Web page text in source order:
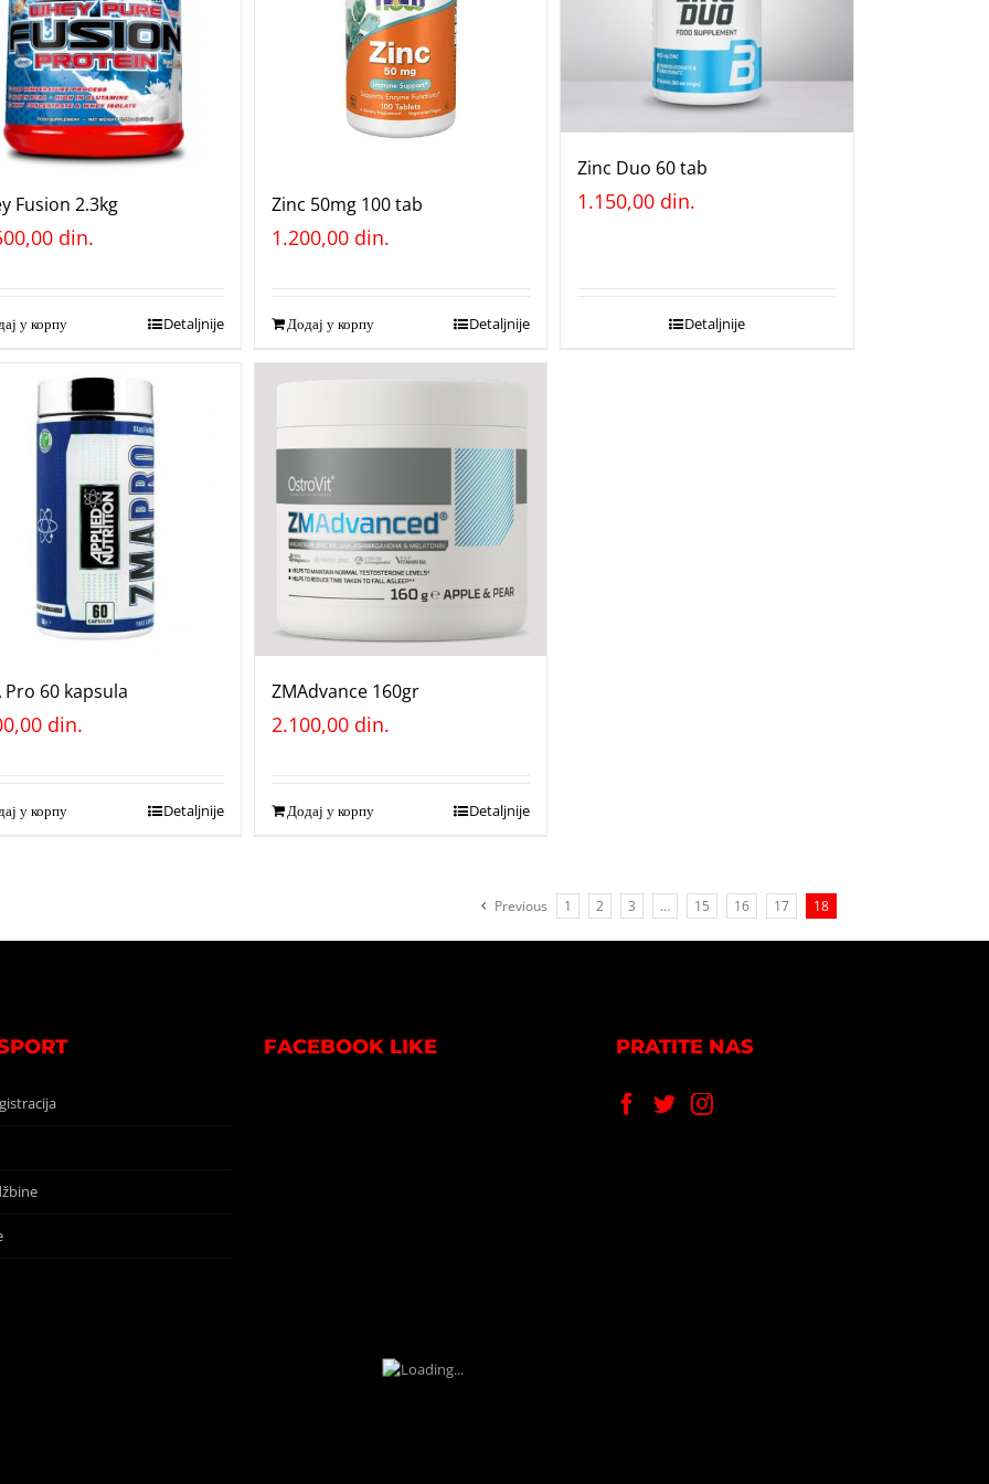
Fusion 2.3kg
din.
у корпу Detaljnije
Zinc 50mg 100 tab
1.200,00 din.
Додај у корпу Detaljnije
Zinc Duo 60 tab
1.150,00 din.
Detaljnije
Pro 60 kapsula
din.
у корпу Detaljnije
ZMAdvance 160gr
2.100,00 din.
Додај у корпу Detaljnije
Previous 1 2 3 … 15 16 17 18
FACEBOOK LIKE PRATITE NAS